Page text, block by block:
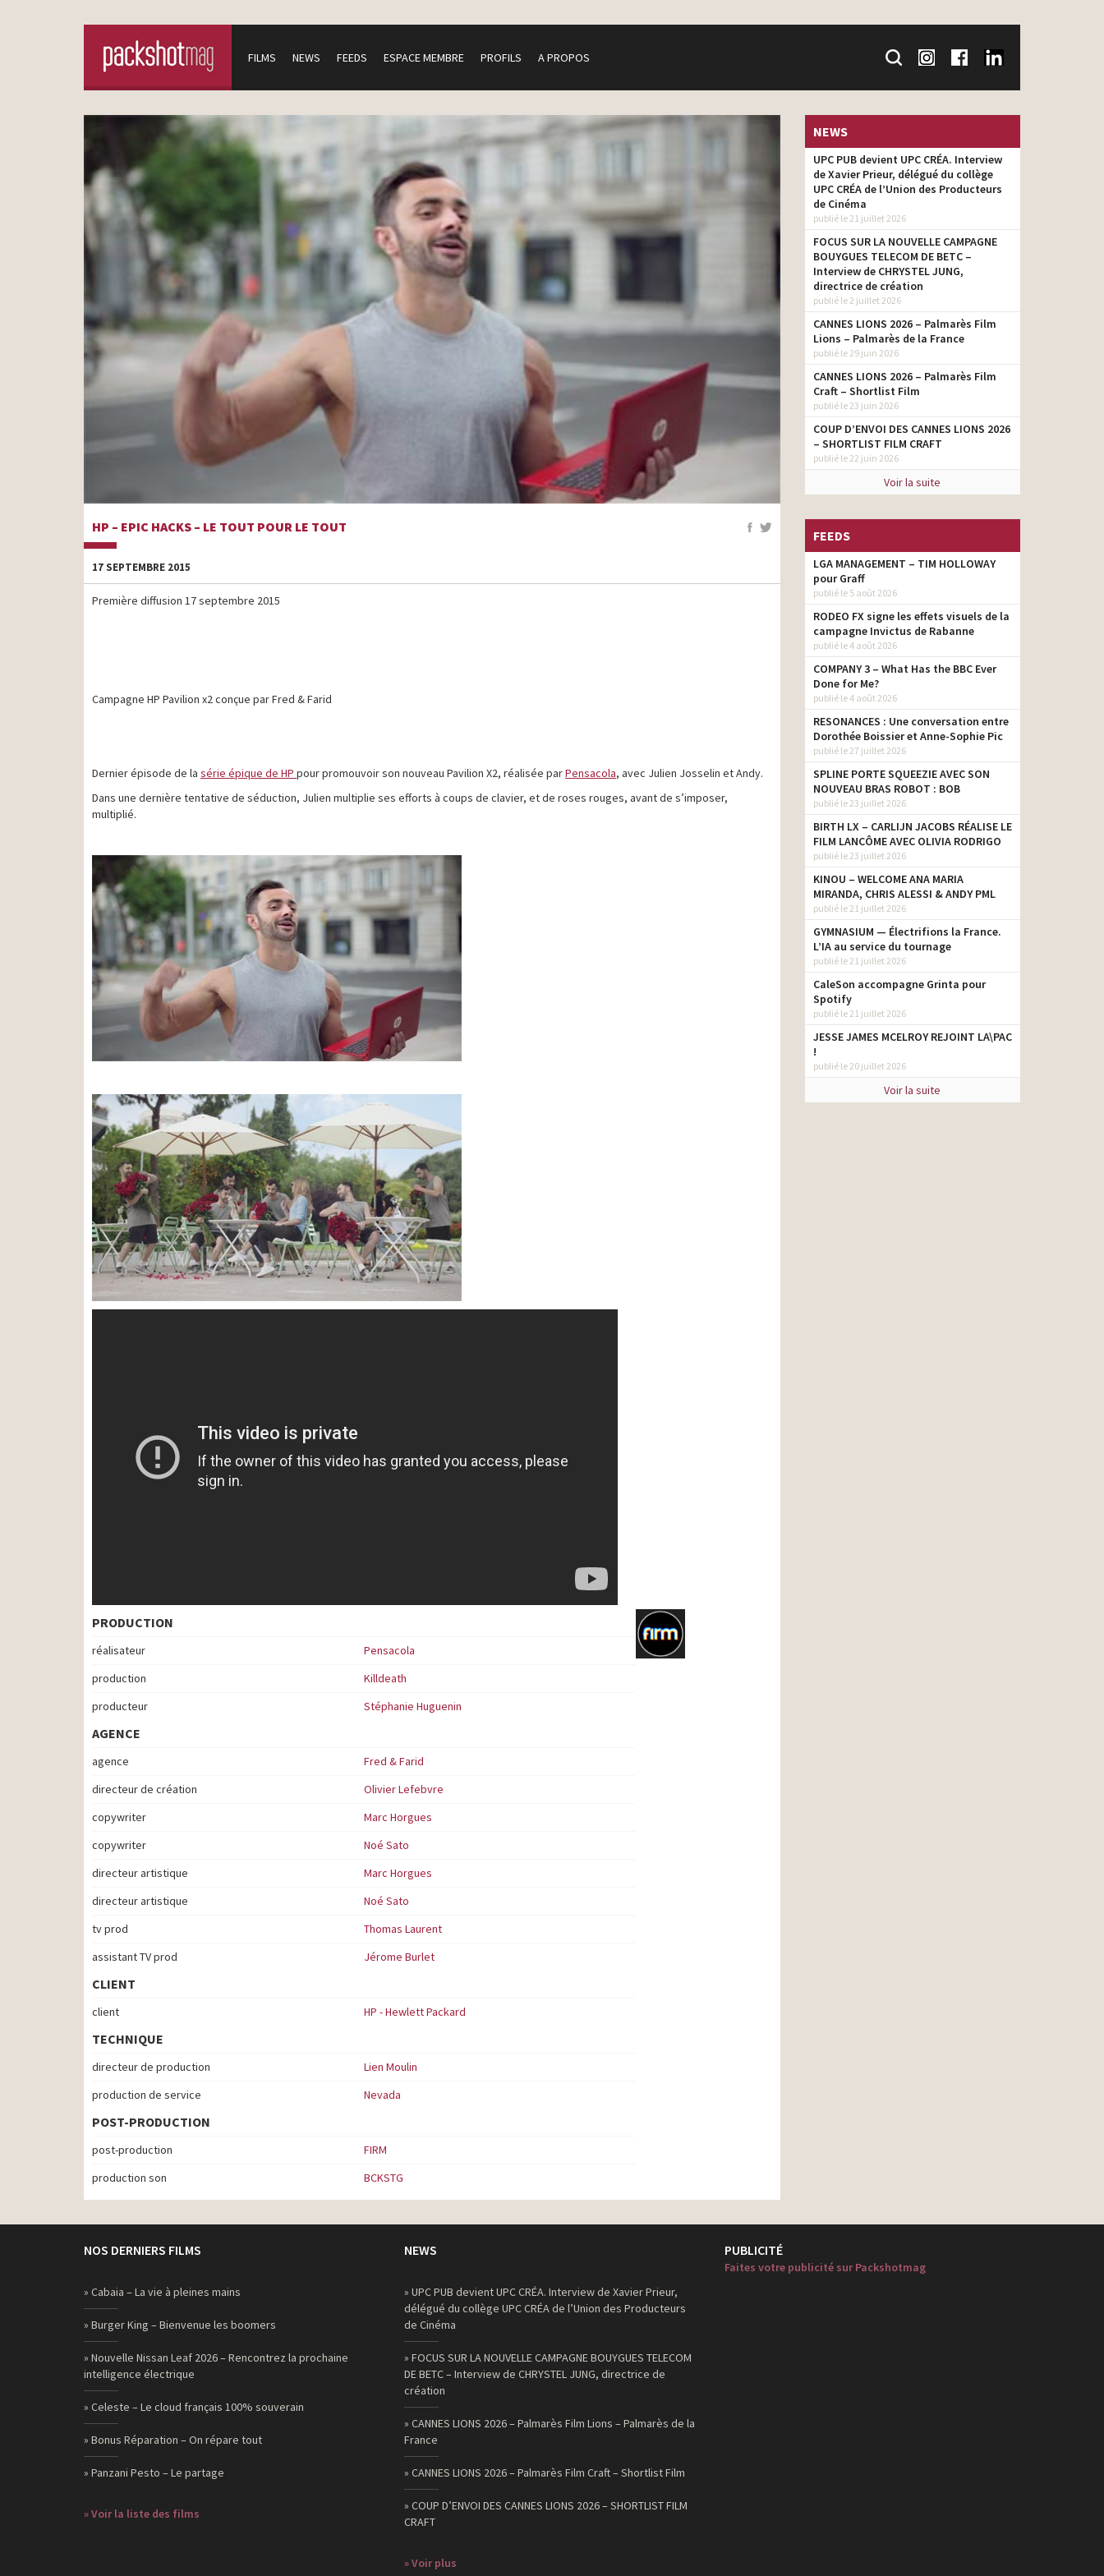
FILMS NEWS FEEDS ESPACE MEMBRE PROFILS A PROPOS
HP – EPIC HACKS – LE TOUT POUR LE TOUT
17 SEPTEMBRE 2015
Première diffusion 17 septembre 2015
Campagne HP Pavilion x2 conçue par Fred & Farid
Dernier épisode de la série épique de HP pour promouvoir son nouveau Pavilion X2, réalisée parPensacola, avec Julien Josselin et Andy.
Dans une dernière tentative de séduction, Julien multiplie ses efforts à coups de clavier, et de roses rouges, avant de s’imposer,
multiplié.
PRODUCTION
réalisateur
Pensacola
production
Killdeath
producteur
Stéphanie Huguenin
AGENCE
agence
Fred & Farid
directeur de création
Olivier Lefebvre
copywriter
Marc Horgues
copywriter
Noé Sato
directeur artistique
Marc Horgues
directeur artistique
Noé Sato
tv prod
Thomas Laurent
assistant TV prod
Jérome Burlet
CLIENT
client HP - Hewlett Packard
TECHNIQUE
directeur de production
Lien Moulin
production de service
Nevada
POST-PRODUCTION
post-production
FIRM
production son
BCKSTG
NEWS
UPC PUB devient UPC CRÉA. Interview
de Xavier Prieur, délégué du collège
UPC CRÉA de l’Union des Producteurs
de Cinéma
publié le 21 juillet 2026
FOCUS SUR LA NOUVELLE CAMPAGNE
BOUYGUES TELECOM DE BETC –
Interview de CHRYSTEL JUNG,
directrice de création
publié le 2 juillet 2026
CANNES LIONS 2026 – Palmarès Film
Lions – Palmarès de la France
publié le 29 juin 2026
CANNES LIONS 2026 – Palmarès Film
Craft – Shortlist Film
publié le 23 juin 2026
COUP D’ENVOI DES CANNES LIONS 2026
– SHORTLIST FILM CRAFT
publié le 22 juin 2026
Voir la suite
FEEDS
LGA MANAGEMENT – TIM HOLLOWAY
pour Graff
publié le 5 août 2026
RODEO FX signe les effets visuels de la
campagne Invictus de Rabanne
publié le 4 août 2026
COMPANY 3 – What Has the BBC Ever
Done for Me?
publié le 4 août 2026
RESONANCES : Une conversation entre
Dorothée Boissier et Anne-Sophie Pic
publié le 27 juillet 2026
SPLINE PORTE SQUEEZIE AVEC SON
NOUVEAU BRAS ROBOT : BOB
publié le 23 juillet 2026
BIRTH LX – CARLIJN JACOBS RÉALISE LE
FILM LANCÔME AVEC OLIVIA RODRIGO
publié le 23 juillet 2026
KINOU – WELCOME ANA MARIA
MIRANDA, CHRIS ALESSI & ANDY PML
publié le 21 juillet 2026
GYMNASIUM — Électrifions la France.
L’IA au service du tournage
publié le 21 juillet 2026
CaleSon accompagne Grinta pour
Spotify
publié le 21 juillet 2026
JESSE JAMES MCELROY REJOINT LA\PAC
!
publié le 20 juillet 2026
Voir la suite
NOS DERNIERS FILMS
» Cabaia – La vie à pleines mains
» Burger King – Bienvenue les boomers
» Nouvelle Nissan Leaf 2026 – Rencontrez la prochaine
intelligence électrique
» Celeste – Le cloud français 100% souverain
» Bonus Réparation – On répare tout
» Panzani Pesto – Le partage
» Voir la liste des films
NEWS
» UPC PUB devient UPC CRÉA. Interview de Xavier Prieur,
délégué du collège UPC CRÉA de l’Union des Producteurs
de Cinéma
» FOCUS SUR LA NOUVELLE CAMPAGNE BOUYGUES TELECOM
DE BETC – Interview de CHRYSTEL JUNG, directrice de
création
» CANNES LIONS 2026 – Palmarès Film Lions – Palmarès de la
France
» CANNES LIONS 2026 – Palmarès Film Craft – Shortlist Film
» COUP D’ENVOI DES CANNES LIONS 2026 – SHORTLIST FILM
CRAFT
» Voir plus
PUBLICITÉ
Faites votre publicité sur Packshotmag